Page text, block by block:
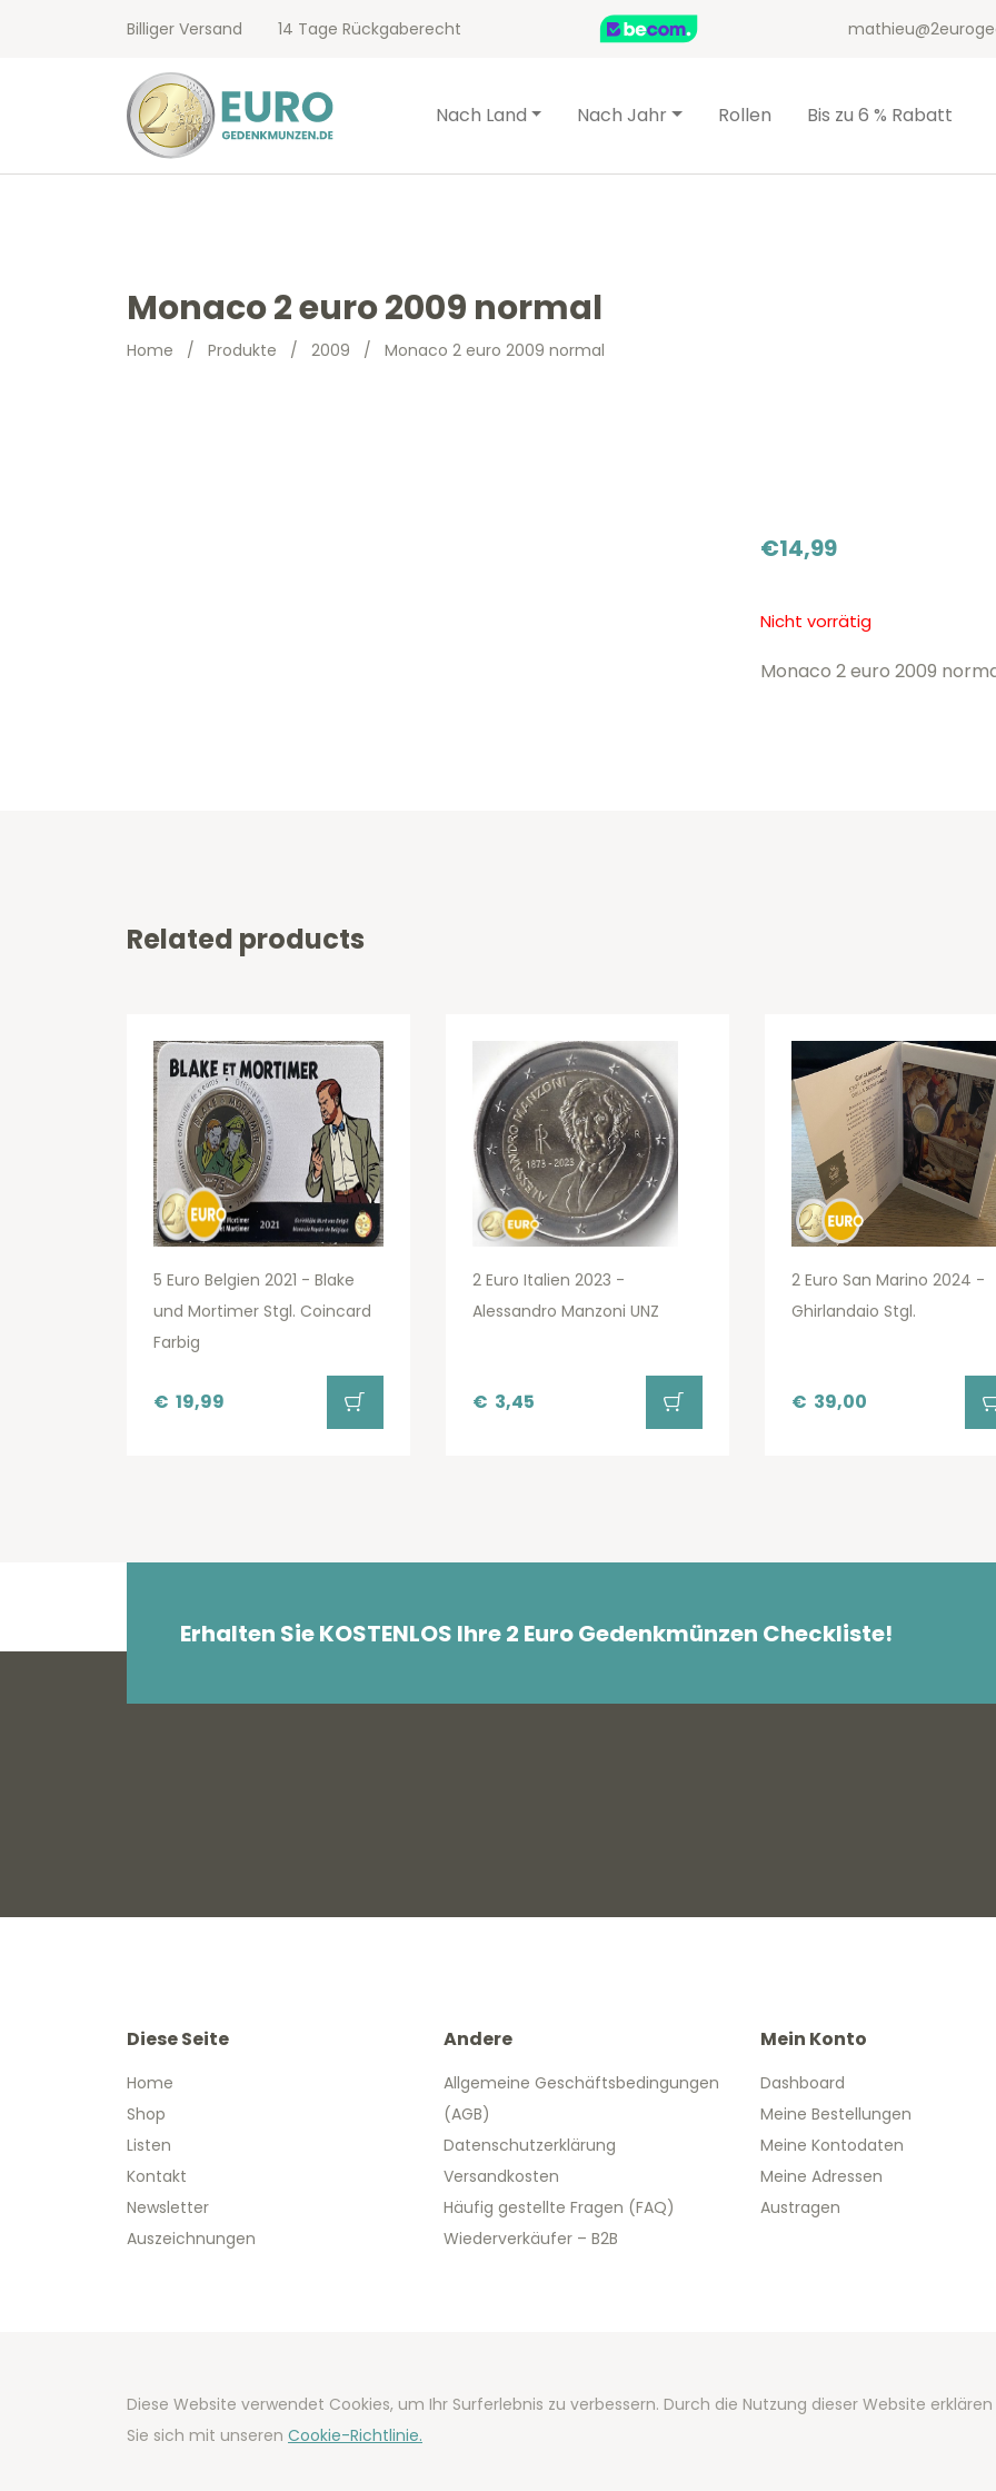
Billiger Versand 14 Tage Rückgaberecht
Nach Land Nach Jahr Rollen Bis zu 6 % Rabatt
Monaco 2 euro 2009 normal
Home / Produkte / 2009 / Monaco 2 euro 2009 normal
€14,99
Nicht vorrätig
Monaco 2 euro 2009
Related products
5 Euro Belgien 2021 - Blake
und Mortimer Stgl. Coincard
Farbig
€ 19,99
2 Euro Italien 2023 -
Alessandro Manzoni UNZ
€ 3,45
2 Euro San Marino 2024 -
Ghirlandaio Stgl.
€ 39,00
Erhalten Sie KOSTENLOS Ihre 2 Euro Gedenkmünzen Checkliste!
Diese Seite
Home
Shop
Listen
Kontakt
Newsletter
Auszeichnungen
Andere
Allgemeine Geschäftsbedingungen
(AGB)
Datenschutzerklärung
Versandkosten
Häufig gestellte Fragen (FAQ)
Wiederverkäufer – B2B
Mein Konto
Dashboard
Meine Bestellungen
Meine Kontodaten
Meine Adressen
Austragen
- Content by 2eurogedenkmunzen.de
Diese Website verwendet Cookies, um Ihr Surferlebnis zu verbessern. Durch die Nutzung dieser Website erklären
Sie sich mit unseren Cookie-Richtlinie.